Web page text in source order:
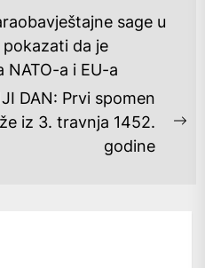
sage u
da je
NATO-a i EU-a
DAN: Prvi spomen
iz 3. travnja 1452.
godine